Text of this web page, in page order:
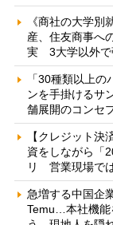
《商社の大学
産、住友商事へ
実 3大学以外で
「30種類以上
ンを手掛けるサ
舗展開のコンセ
【クレジット
資をしながら「
リ 営業現場で
急増する中国企
Temu…本社機能